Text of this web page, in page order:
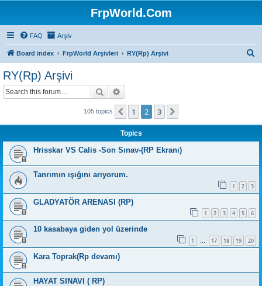
FrpWorld.Com
FAQ Arşiv
Board index FrpWorld Arşivleri RY(Rp) Arşivi
RY(Rp) Arşivi
Search
105 topics Previous
1 2 3
Topics
Hrisskar VS Calis -Son Sınav-(RP Ekranı)
Tanrımın ışığını arıyorum.
1 2 3
GLADYATÖR ARENASI (RP)
1 2 3 4 5 6
10 kasabaya giden yol üzerinde
1 … 17 18 19 20
Kara Toprak(Rp devamı)
HAYAT SINAVI ( RP)